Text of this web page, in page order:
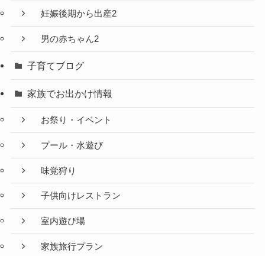
妊娠後期から出産2
男の赤ちゃん2
子育てブログ
家族でお出かけ情報
お祭り・イベント
プール・水遊び
味覚狩り
子供向けレストラン
室内遊び場
家族旅行プラン